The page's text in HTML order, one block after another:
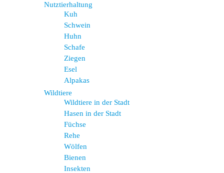
Nutztierhaltung
Kuh
Schwein
Huhn
Schafe
Ziegen
Esel
Alpakas
Wildtiere
Wildtiere in der Stadt
Hasen in der Stadt
Füchse
Rehe
Wölfen
Bienen
Insekten